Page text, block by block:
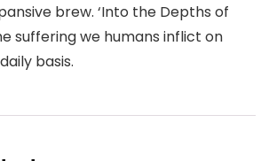
brew. ‘Into the Depths of
suffering we humans inflict on
basis.